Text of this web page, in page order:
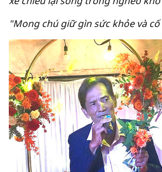
"Mong chú giữ gìn sức khỏe và